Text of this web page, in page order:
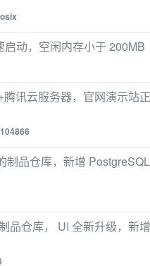
动，空闲内存小于 200MB
讯云服务器，官网演示站
品仓库，新增
品仓库， UI 全新升级，新